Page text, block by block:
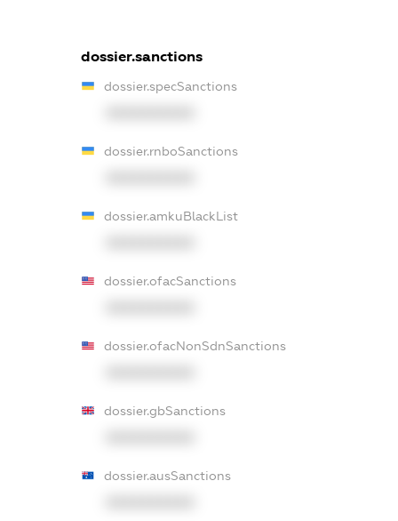
dossier.sanctions
dossier.specSanctions
dossier.rnboSanctions
dossier.amkuBlackList
dossier.ofacSanctions
dossier.ofacNonSdnSanctions
dossier.gbSanctions
dossier.ausSanctions